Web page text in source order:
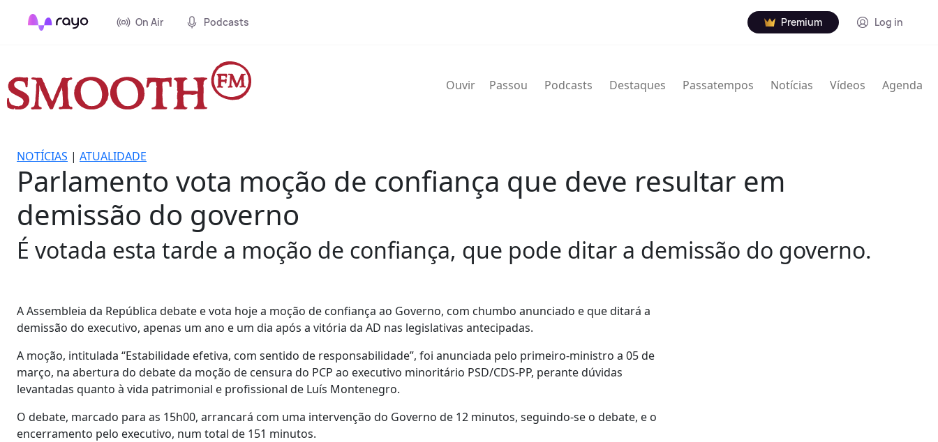
On Air Podcasts Premium Log in
Ouvir Passou Podcasts Destaques Passatempos Notícias Vídeos Agenda
NOTÍCIAS | ATUALIDADE
Parlamento vota moção de confiança que deve resultar em
demissão do governo
É votada esta tarde a moção de confiança, que pode ditar a demissão do governo.
A Assembleia da República debate e vota hoje a moção de confiança ao Governo, com chumbo anunciado e que ditará a
demissão do executivo, apenas um ano e um dia após a vitória da AD nas legislativas antecipadas.
A moção, intitulada “Estabilidade efetiva, com sentido de responsabilidade”, foi anunciada pelo primeiro-ministro a 05 de
março, na abertura do debate da moção de censura do PCP ao executivo minoritário PSD/CDS-PP, perante dúvidas
levantadas quanto à vida patrimonial e profissional de Luís Montenegro.
O debate, marcado para as 15h00, arrancará com uma intervenção do Governo de 12 minutos, seguindo-se o debate, e o
encerramento pelo executivo, num total de 151 minutos.